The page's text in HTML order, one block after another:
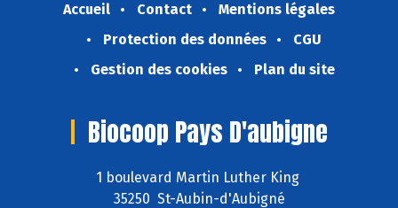
Accueil Contact
Mentions légales
Protection des données
CGU
Gestion des cookies
Plan du site
Biocoop Pays D'aubigne
1 boulevard Martin Luther King
35250 St-Aubin-d'Aubigné